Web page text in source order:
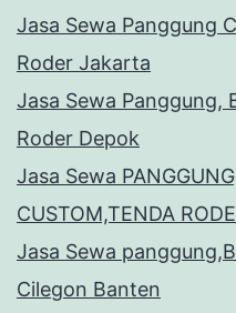
Jasa Sewa Panggung
Roder Jakarta
Jasa Sewa Panggung,
Roder Depok
Jasa Sewa
CUSTOM,TENDA
Jasa Sewa
Cilegon Banten